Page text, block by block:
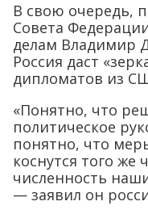
В свою очередь,
Совета
делам Владимир
Россия даст
дипломатов из
«Понятно, что
политическое
понятно, что
коснутся того же
численность
— заявил он